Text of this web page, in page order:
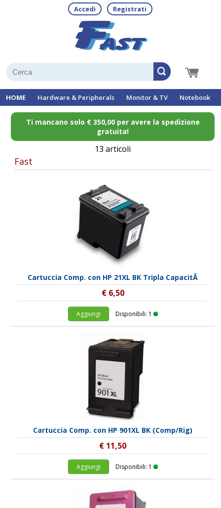
Accedi Registrati
HOME Hardware & Peripherals Monitor & TV Notebook
Ti mancano solo € 350,00 per avere la spedizione
gratuita!
13 articoli
Fast
Cartuccia Comp. con HP 21XL BK Tripla CapacitÃ
€ 6,50
Aggiungi Disponibili: 1
Cartuccia Comp. con HP 901XL BK (Comp/Rig)
€ 11,50
Aggiungi Disponibili: 1